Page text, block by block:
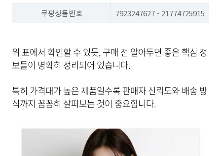
쿠팡상품번호
7923247627 - 21774725915
위 표에서 확인할 수 있듯, 구매 전 알아두면 좋은 핵심 정
보들이 명확히 정리되어 있습니다.
특히 가격대가 높은 제품일수록 판매자 신뢰도와 배송 방
식까지 꼼꼼히 살펴보는 것이 중요합니다.